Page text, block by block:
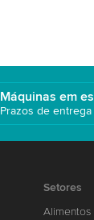
Máquinas em
Prazos de
Setores
Alimentos